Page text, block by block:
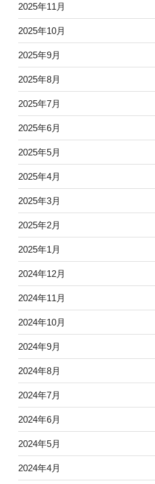
2025年11月
2025年10月
2025年9月
2025年8月
2025年7月
2025年6月
2025年5月
2025年4月
2025年3月
2025年2月
2025年1月
2024年12月
2024年11月
2024年10月
2024年9月
2024年8月
2024年7月
2024年6月
2024年5月
2024年4月